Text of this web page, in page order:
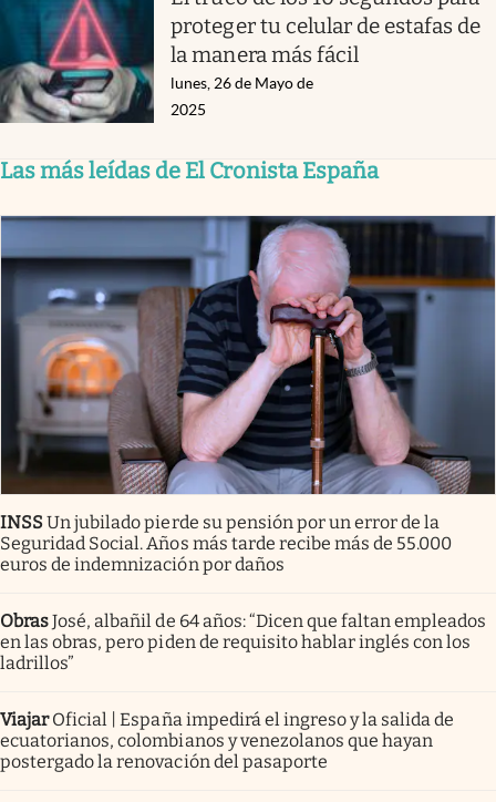
proteger tu celular de estafas de
la manera más fácil
lunes, 26 de Mayo de
2025
Las más leídas de El Cronista España
INSSUn jubilado pierde su pensión por un error de la
Seguridad Social. Años más tarde recibe más de 55.000
euros de indemnización por daños
ObrasJosé, albañil de 64 años: “Dicen que faltan empleados
en las obras, pero piden de requisito hablar inglés con los
ladrillos”
Viajar Oficial | España impedirá el ingreso y la salida de
ecuatorianos, colombianos y venezolanos que hayan
postergado la renovación del pasaporte